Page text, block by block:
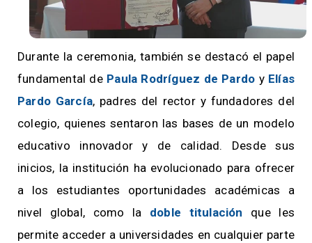
Durante la ceremonia, también se destacó el papel
fundamental de Paula Rodríguez de Pardo y Elías
Pardo García, padres del rector y fundadores del
colegio, quienes sentaron las bases de un modelo
educativo innovador y de calidad. Desde sus
inicios, la institución ha evolucionado para ofrecer
a los estudiantes oportunidades académicas a
nivel global, como la doble titulación que les
permite acceder a universidades en cualquier parte